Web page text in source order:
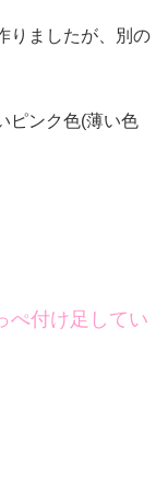
りましたが、別の
ピンク色(薄い色
ぺ付け足してい